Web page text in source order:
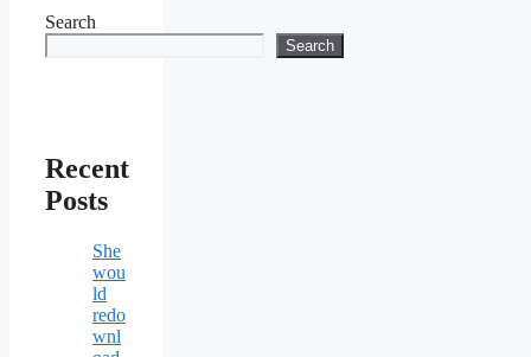
Search
Search
Recent
Posts
She
wou
ld
redo
wnl